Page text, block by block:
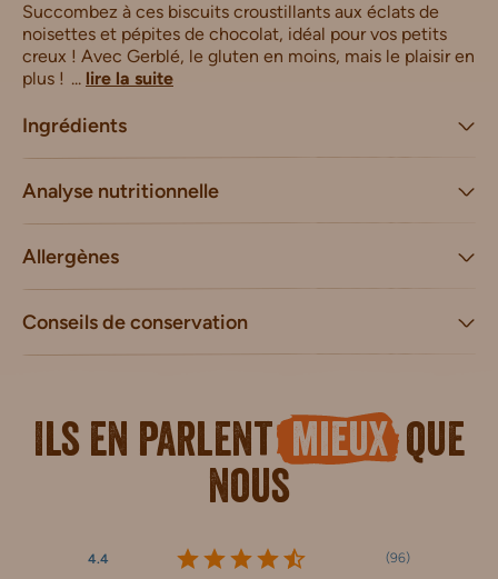
Succombez à ces biscuits croustillants aux éclats de
noisettes et pépites de chocolat, idéal pour vos petits
creux ! Avec Gerblé, le gluten en moins, mais le plaisir en
plus ! ... lire la suite
Ingrédients
Analyse nutritionnelle
Allergènes
Conseils de conservation
Ils en parlent mieuxque
nous
4.4 (96)